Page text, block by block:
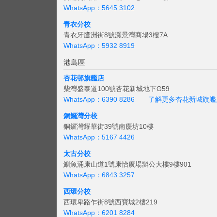
WhatsApp：5645 3102
青衣分校
青衣牙鷹洲街8號灝景灣商場3樓7A
WhatsApp：5932 8919
港島區
杏花邨旗艦店
柴灣盛泰道100號杏花新城地下G59
WhatsApp：6390 8286
了解更多杏花新城旗
銅鑼灣分校
銅鑼灣耀華街39號南慶坊10樓
WhatsApp：5167 4426
太古分校
鰂魚涌康山道1號康怡廣場辦公大樓9樓901
WhatsApp：6843 3257
西環分校
西環卑路乍街8號西寶城2樓219
WhatsApp：6201 8284